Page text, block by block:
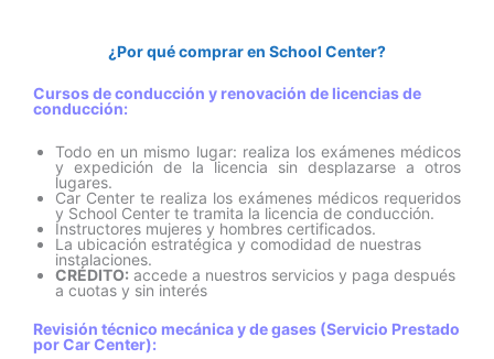
¿Por qué comprar en School Center?
Cursos de conducción y renovación de licencias de
conducción:
Todo en un mismo lugar: realiza los exámenes médicos
y expedición de la licencia sin desplazarse a otros
lugares.
Car Center te realiza los exámenes médicos requeridos
y School Center te tramita la licencia de conducción.
Instructores mujeres y hombres certificados.
La ubicación estratégica y comodidad de nuestras
instalaciones.
CRÉDITO: accede a nuestros servicios y paga después
a cuotas y sin interés
Revisión técnico mecánica y de gases (Servicio Prestado
por Car Center):